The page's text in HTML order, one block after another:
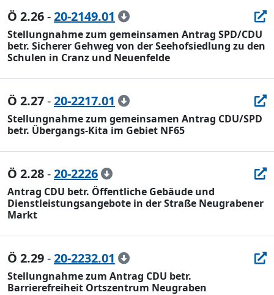
Ö 2.26-20-2149.01
Stellungnahme zum gemeinsamen Antrag SPD/CDU
betr. Sicherer Gehweg von der Seehofsiedlung zu den
Schulen in Cranz und Neuenfelde
Ö 2.27-20-2217.01
Stellungnahme zum gemeinsamen Antrag CDU/SPD
betr. Übergangs-Kita im Gebiet NF65
Ö 2.28-20-2226
Antrag CDU betr. Öffentliche Gebäude und
Dienstleistungsangebote in der Straße Neugrabener
Markt
Ö 2.29-20-2232.01
Stellungnahme zum Antrag CDU betr.
Barrierefreiheit Ortszentrum Neugraben